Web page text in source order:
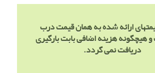
ارائه شده به همان قیمت درب
هزینه اضافی بابت بارگیری
دریافت نمی گردد.